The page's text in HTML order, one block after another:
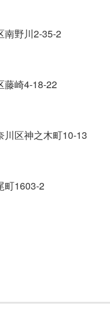
南野川2-35-2
藤崎4-18-22
川区神之木町10-13
町1603-2